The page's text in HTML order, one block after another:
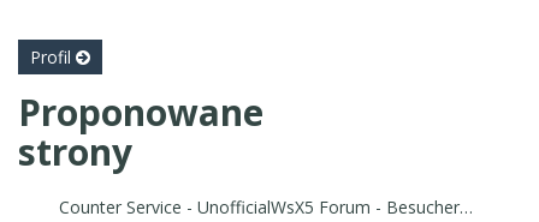
Profil
Proponowane
strony
Counter Service - UnofficialWsX5 Forum - Besucherzähler kostenlos